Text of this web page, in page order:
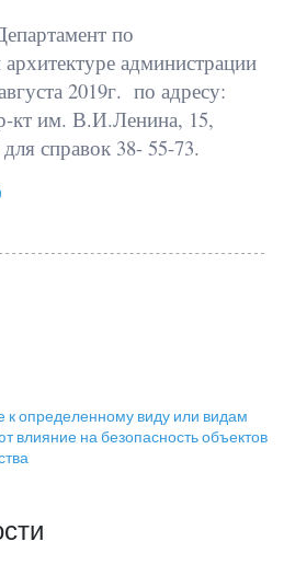
по
архитектуре администрации
2019г. по адресу:
кт им. В.И.Ленина, 15,
справок 38- 55-73.
к определенному виду или видам
влияние на безопасность объектов